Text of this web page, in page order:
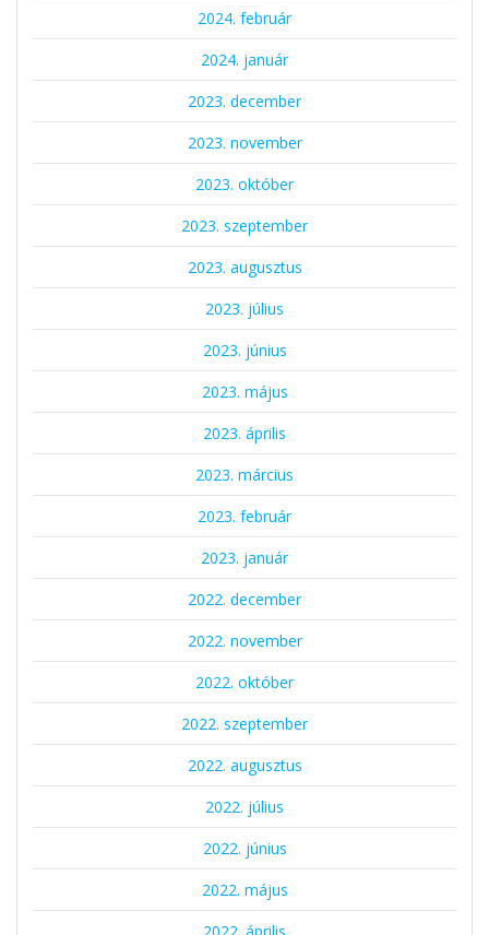
2024. február
2024. január
2023. december
2023. november
2023. október
2023. szeptember
2023. augusztus
2023. július
2023. június
2023. május
2023. április
2023. március
2023. február
2023. január
2022. december
2022. november
2022. október
2022. szeptember
2022. augusztus
2022. július
2022. június
2022. május
2022. április